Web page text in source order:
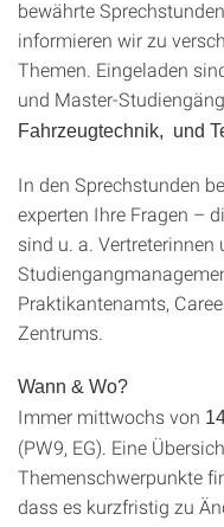
bewährte
informieren wir zu
Themen. Eingeladen
und Master-
Fahrzeugtechnik, und
In den Sprechstunden
experten Ihre Fragen –
sind u. a. Vertreterinnen
Praktikantenamts,
Zentrums.
Wann & Wo?
Immer mittwochs von
(PW9, EG). Eine
Themenschwerpunkte
dass es kurzfristig zu